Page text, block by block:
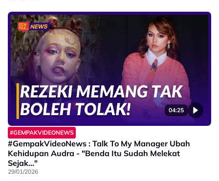
04:25
#GEMPAKVIDEONEWS
#GempakVideoNews : Talk To My Manager Ubah
Kehidupan Audra - "Benda Itu Sudah Melekat
Sejak..."
29/01/2026